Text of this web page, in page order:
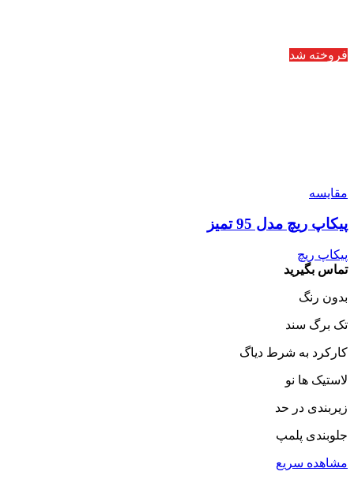
فروخته شد
مقایسه
پیکاپ ریچ مدل 95 تمیز
پیکاپ ریچ
تماس بگیرید
بدون رنگ
تک برگ سند
کارکرد به شرط دیاگ
لاستیک ها نو
زیربندی در حد
جلوبندی پلمپ
مشاهده سریع